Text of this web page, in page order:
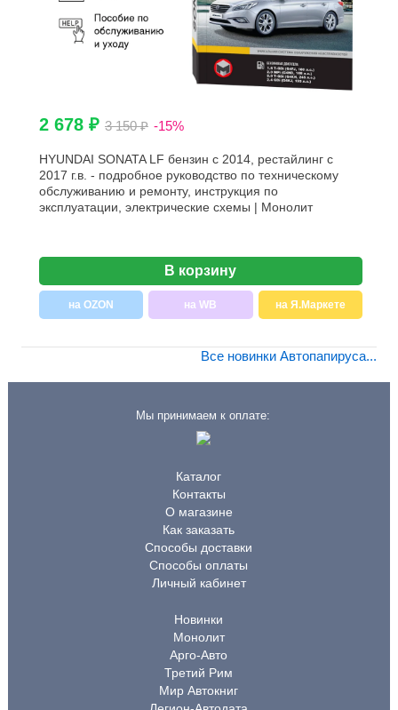
2 678 ₽ 3 150 ₽ -15%
HYUNDAI SONATA LF бензин с 2014, рестайлинг с
2017 г.в. - подробное руководство по техническому
обслуживанию и ремонту, инструкция по
эксплуатации, электрические схемы | Монолит
В корзину
на OZON на WB на Я.Маркете
Все новинки Автопапируса...
Мы принимаем к оплате:
Каталог
Контакты
О магазине
Как заказать
Способы доставки
Способы оплаты
Личный кабинет
Новинки
Монолит
Арго-Авто
Третий Рим
Мир Автокниг